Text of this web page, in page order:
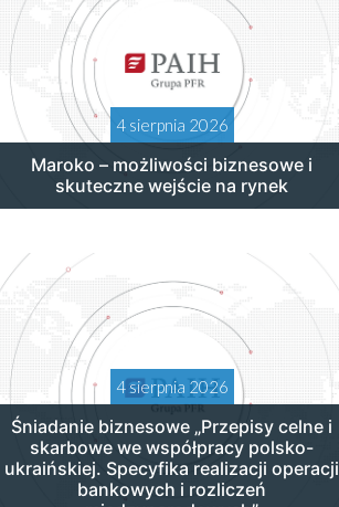
4 sierpnia 2026
Maroko – możliwości biznesowe i
skuteczne wejście na rynek
4 sierpnia 2026
Śniadanie biznesowe „Przepisy celne i
skarbowe we współpracy polsko-
ukraińskiej. Specyfika realizacji operacji
bankowych i rozliczeń